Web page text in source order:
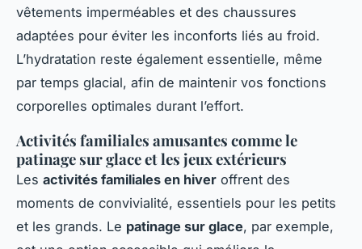
vêtements imperméables et des chaussures
adaptées pour éviter les inconforts liés au froid.
L’hydratation reste également essentielle, même
par temps glacial, afin de maintenir vos fonctions
corporelles optimales durant l’effort.
Activités familiales amusantes comme le
patinage sur glace et les jeux extérieurs
Les activités familiales en hiver offrent des
moments de convivialité, essentiels pour les petits
et les grands. Le patinage sur glace, par exemple,